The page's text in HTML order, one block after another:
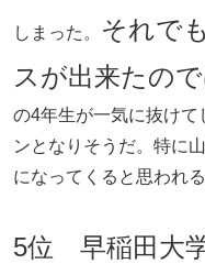
しまった。
それで
スが出来たの
の4年生が一気に抜け
ンとなりそうだ。特に
になってくると思われる
5位 早稲田大